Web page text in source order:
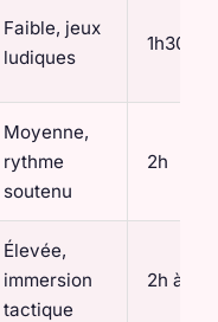
Faible, jeux
ludiques
1h30
Moyenne,
rythme
soutenu
2h
Élevée,
immersion
tactique
2h à 3h